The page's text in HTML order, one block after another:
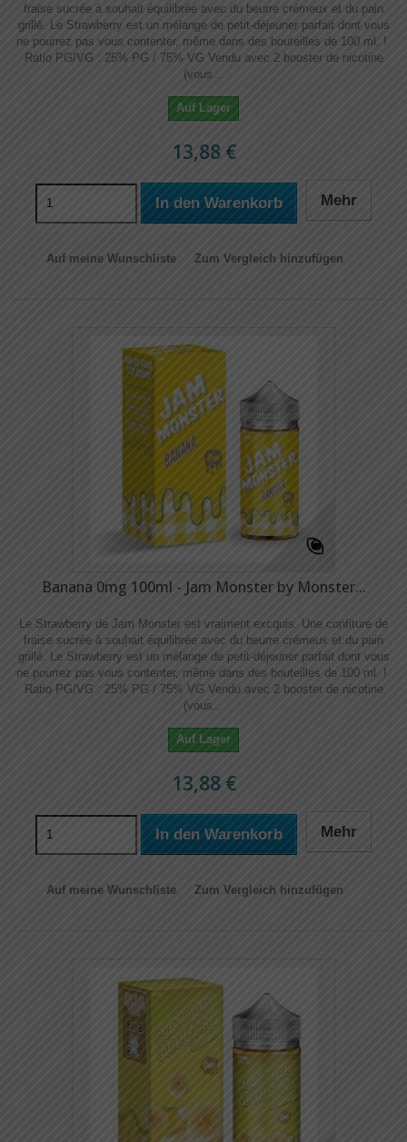
fraise sucrée à souhait équilibrée avec du beurre crémeux et du pain
grillé. Le Strawberry est un mélange de petit-déjeuner parfait dont vous
ne pourrez pas vous contenter, même dans des bouteilles de 100 ml. !
Ratio PG/VG : 25% PG / 75% VG Vendu avec 2 booster de nicotine
(vous...
Auf Lager
13,88 €
In den Warenkorb Mehr
Auf meine Wunschliste Zum Vergleich hinzufügen
Banana 0mg 100ml - Jam Monster by Monster...
Le Strawberry de Jam Monster est vraiment excquis. Une confiture de
fraise sucrée à souhait équilibrée avec du beurre crémeux et du pain
grillé. Le Strawberry est un mélange de petit-déjeuner parfait dont vous
ne pourrez pas vous contenter, même dans des bouteilles de 100 ml. !
Ratio PG/VG : 25% PG / 75% VG Vendu avec 2 booster de nicotine
(vous...
Auf Lager
13,88 €
In den Warenkorb Mehr
Auf meine Wunschliste Zum Vergleich hinzufügen